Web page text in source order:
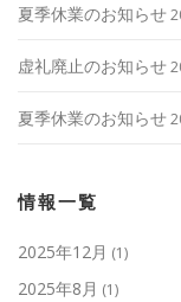
夏季休業のお知らせ
虚礼廃止のお知らせ
夏季休業のお知らせ
情報一覧
2025年12月 (1)
2025年8月 (1)